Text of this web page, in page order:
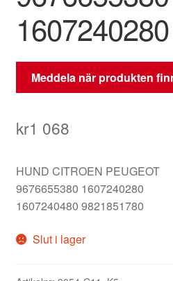
1607240280
Meddela när produkten
kr1 068
HUND CITROEN PEUGEOT
9676655380 1607240280
1607240480 9821851780
Slut i lager